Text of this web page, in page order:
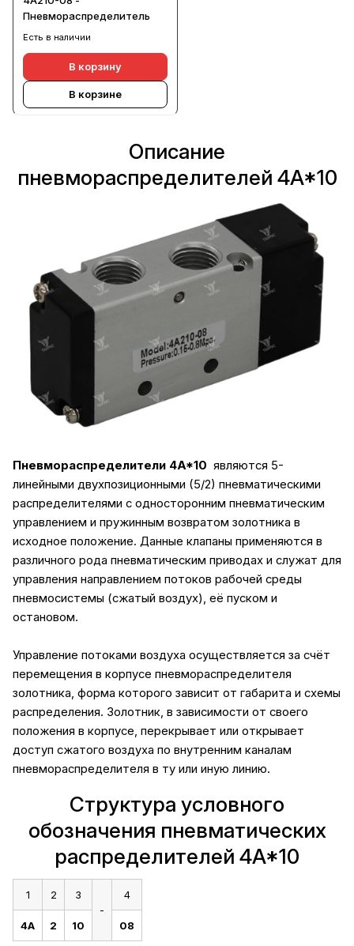
Пневмораспределитель
Есть в наличии
В корзину
В корзине
Описание
пневмораспределителей 4A*10
Пневмораспределители 4A*10 являются 5-
линейными двухпозиционными (5/2) пневматическими
распределителями с односторонним пневматическим
управлением и пружинным возвратом золотника в
исходное положение. Данные клапаны применяются в
различного рода пневматическим приводах и служат для
управления направлением потоков рабочей среды
пневмосистемы (сжатый воздух), её пуском и
остановом.
Управление потоками воздуха осуществляется за счёт
перемещения в корпусе пневмораспределителя
золотника, форма которого зависит от габарита и схемы
распределения. Золотник, в зависимости от своего
положения в корпусе, перекрывает или открывает
доступ сжатого воздуха по внутренним каналам
пневмораспределителя в ту или иную линию.
Структура условного
обозначения пневматических
распределителей 4A*10
1 2
3
-
4
4A 2 10 08